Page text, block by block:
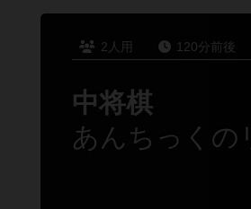
2人用 120分前後
中将棋
あんちっくの